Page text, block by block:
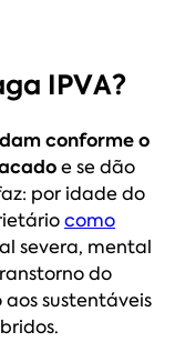
IPVA?
conforme o
e se dão
por idade do
como
severa, mental
do
sustentáveis